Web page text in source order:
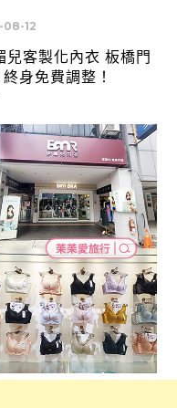
12
客製化內衣 板橋門
身免費調整！